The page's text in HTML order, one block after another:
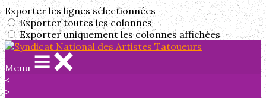
Exporter les lignes sélectionnées
Exporter toutes les colonnes
Exporter uniquement les colonnes affichées
Menu
<
>